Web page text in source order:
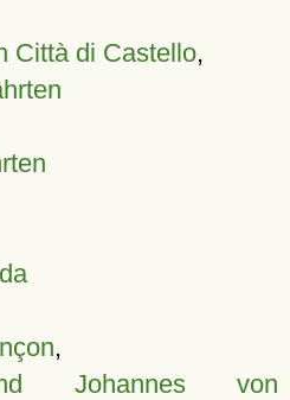
Città di Castello,
,
Johannes von